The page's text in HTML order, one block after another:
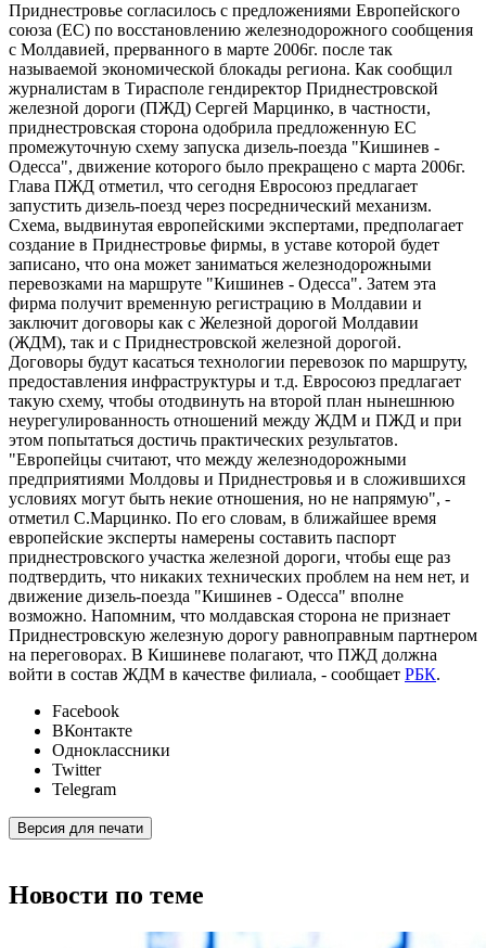
Приднестровье согласилось с предложениями Европейского
союза (ЕС) по восстановлению железнодорожного сообщения
с Молдавией, прерванного в марте 2006г. после так
называемой экономической блокады региона. Как сообщил
журналистам в Тирасполе гендиректор Приднестровской
железной дороги (ПЖД) Сергей Марцинко, в частности,
приднестровская сторона одобрила предложенную ЕС
промежуточную схему запуска дизель-поезда "Кишинев -
Одесса", движение которого было прекращено с марта 2006г.
Глава ПЖД отметил, что сегодня Евросоюз предлагает
запустить дизель-поезд через посреднический механизм.
Схема, выдвинутая европейскими экспертами, предполагает
создание в Приднестровье фирмы, в уставе которой будет
записано, что она может заниматься железнодорожными
перевозками на маршруте "Кишинев - Одесса". Затем эта
фирма получит временную регистрацию в Молдавии и
заключит договоры как с Железной дорогой Молдавии
(ЖДМ), так и с Приднестровской железной дорогой.
Договоры будут касаться технологии перевозок по маршруту,
предоставления инфраструктуры и т.д. Евросоюз предлагает
такую схему, чтобы отодвинуть на второй план нынешнюю
неурегулированность отношений между ЖДМ и ПЖД и при
этом попытаться достичь практических результатов.
"Европейцы считают, что между железнодорожными
предприятиями Молдовы и Приднестровья и в сложившихся
условиях могут быть некие отношения, но не напрямую", -
отметил С.Марцинко. По его словам, в ближайшее время
европейские эксперты намерены составить паспорт
приднестровского участка железной дороги, чтобы еще раз
подтвердить, что никаких технических проблем на нем нет, и
движение дизель-поезда "Кишинев - Одесса" вполне
возможно. Напомним, что молдавская сторона не признает
Приднестровскую железную дорогу равноправным партнером
на переговорах. В Кишиневе полагают, что ПЖД должна
войти в состав ЖДМ в качестве филиала, - сообщает РБК.
Facebook
ВКонтакте
Одноклассники
Twitter
Telegram
Версия для печати
Новости по теме